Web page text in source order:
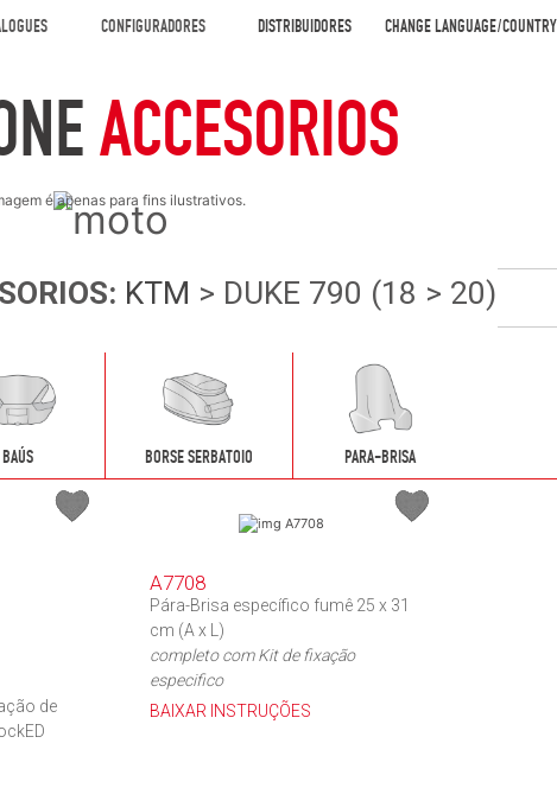
CONFIGURADORES DISTRIBUIDORES CHANGE LANGUAGE/COUNTRY
ACCESORIOS
é apenas para fins ilustrativos.
: KTM > DUKE 790 (18 > 20)
BAÚS BORSE SERBATOIO PARA-BRISA
de
A7708
Pára-Brisa específico fumê 25 x 31
cm (A x L)
completo com Kit de fixação
especifico
BAIXAR INSTRUÇÕES